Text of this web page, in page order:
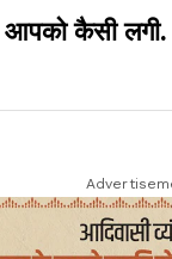
कैसी लगी.